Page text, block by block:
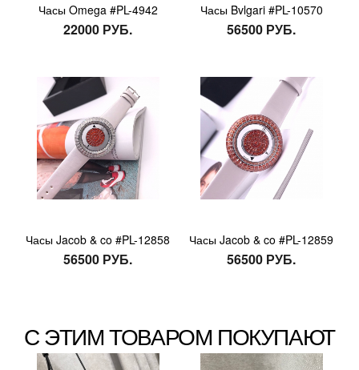
Часы Omega #PL-4942
22000 РУБ.
Часы Bvlgari #PL-10570
56500 РУБ.
Часы Jacob & co #PL-12858
56500 РУБ.
Часы Jacob & co #PL-12859
56500 РУБ.
С ЭТИМ ТОВАРОМ ПОКУПАЮТ